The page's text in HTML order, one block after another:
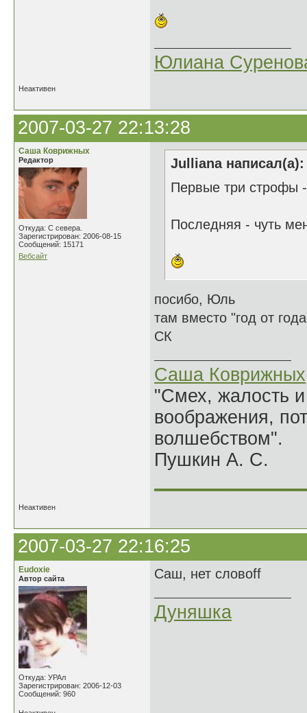
Юлиана
Неактивен
2007-03-27 22:13:28
Саша Коврижных
Редактор
Откуда: С севера.
Зарегистрирован: 2006-08-15
Сообщений: 15171
Вебсайт
Julliana написал(а):
Первые три строфы
Последняя - чуть
посибо, Юль
там вместо "год от
СК
Саша Коврижных
"Смех, жалость
воображения,
волшебством".
Пушкин А. С.
Неактивен
2007-03-27 22:16:25
Eudoxie
Автор сайта
Откуда: УРАл
Зарегистрирован: 2006-12-03
Сообщений: 960
Саш, нет словoff
Дуняшка